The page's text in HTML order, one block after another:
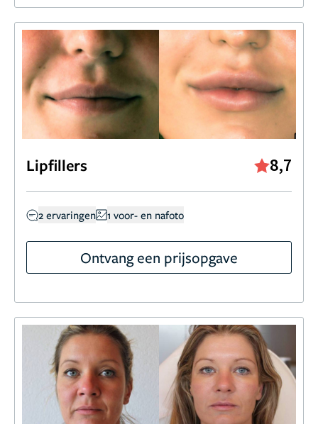
Lipfillers 8,7
2 ervaringen 1 voor- en nafoto
Ontvang een prijsopgave